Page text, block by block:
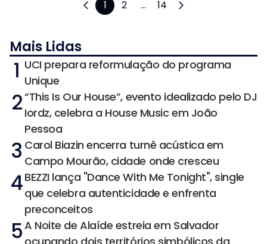
1 2 ... 14
Mais Lidas
1 UCI prepara reformulação do programa
Unique
2“This Is Our House”, evento idealizado pelo DJ
Iordz, celebra a House Music em João
Pessoa
3 Carol Biazin encerra turnê acústica em
Campo Mourão, cidade onde cresceu
4BEZZI lança "Dance With Me Tonight", single
que celebra autenticidade e enfrenta
preconceitos
5A Noite de Alaíde estreia em Salvador